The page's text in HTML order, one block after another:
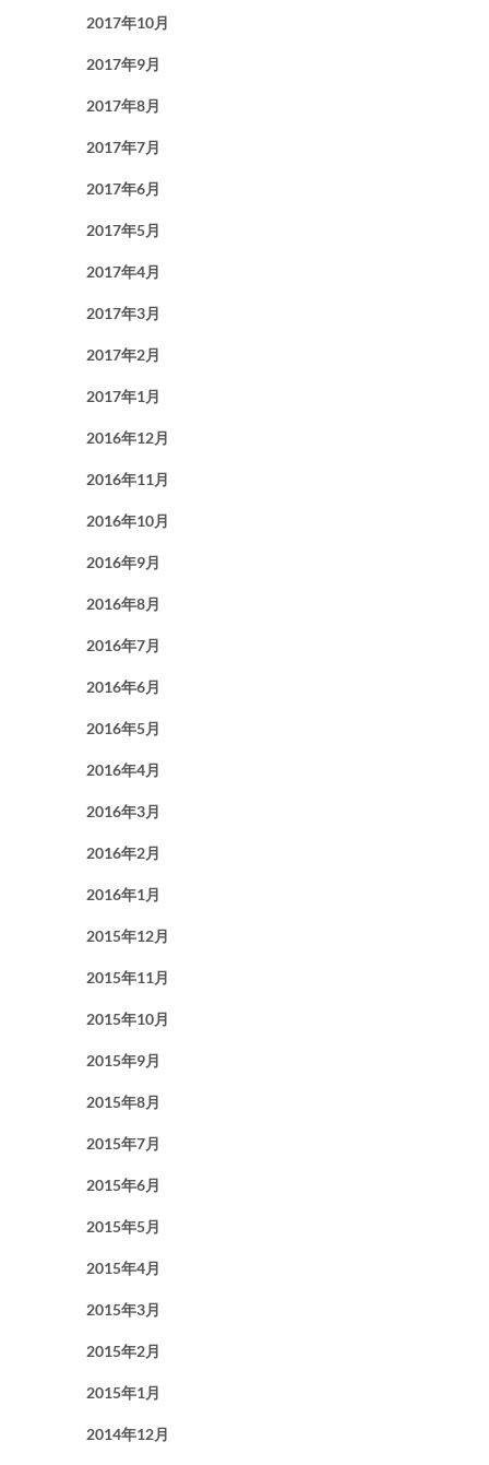
2017年10月
2017年9月
2017年8月
2017年7月
2017年6月
2017年5月
2017年4月
2017年3月
2017年2月
2017年1月
2016年12月
2016年11月
2016年10月
2016年9月
2016年8月
2016年7月
2016年6月
2016年5月
2016年4月
2016年3月
2016年2月
2016年1月
2015年12月
2015年11月
2015年10月
2015年9月
2015年8月
2015年7月
2015年6月
2015年5月
2015年4月
2015年3月
2015年2月
2015年1月
2014年12月